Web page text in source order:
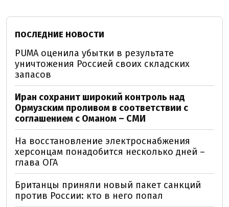
ПОСЛЕДНИЕ НОВОСТИ
PUMA оценила убытки в результате
уничтожения Россией своих складских
запасов
Иран сохранит широкий контроль над
Ормузским проливом в соответствии с
соглашением с Оманом – СМИ
На восстановление электроснабжения
херсонцам понадобится несколько дней –
глава ОГА
Британцы приняли новый пакет санкций
против России: кто в него попал